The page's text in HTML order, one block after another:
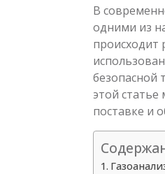
В
одними из
происходит
безопасной
этой
поставке и